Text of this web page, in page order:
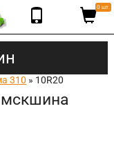
0 шт.
310 » 10R20